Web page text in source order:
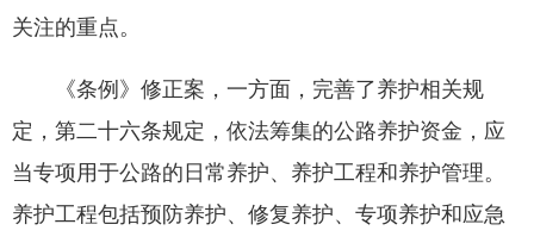
关注的重点。
《条例》修正案，一方面，完善了养护相关规
定，第二十六条规定，依法筹集的公路养护资金，应
当专项用于公路的日常养护、养护工程和养护管理。
养护工程包括预防养护、修复养护、专项养护和应急